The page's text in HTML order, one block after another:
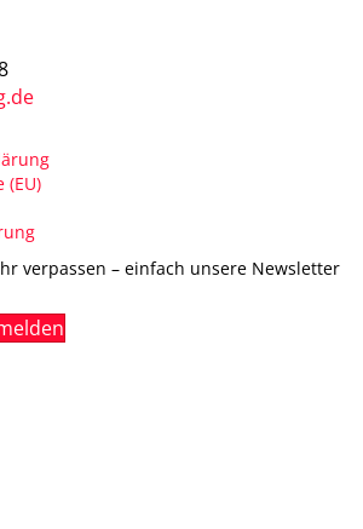
(EU)
verpassen – einfach unsere Newsletter